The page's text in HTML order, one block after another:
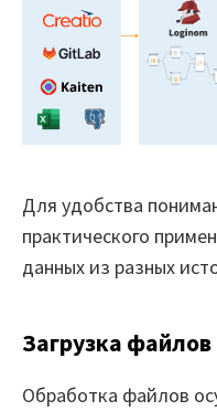
Для удобства
практического
данных из разных
Загрузка
Обработка файлов